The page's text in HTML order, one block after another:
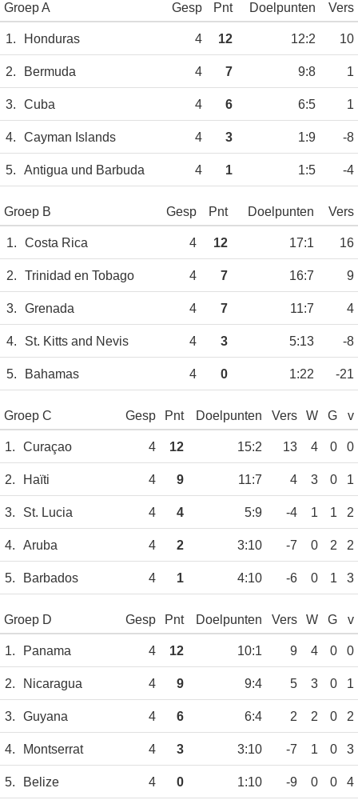
Groep A Gesp Pnt Doelpunten Vers
1. Honduras 4 12 12:2 10
2. Bermuda 4 7 9:8 1
3. Cuba 4 6 6:5 1
4. Cayman Islands 4 3 1:9 -8
5. Antigua und Barbuda 4 1 1:5 -4
Groep B Gesp Pnt Doelpunten Vers
1. Costa Rica 4 12 17:1 16
2. Trinidad en Tobago 4 7 16:7 9
3. Grenada 4 7 11:7 4
4. St. Kitts and Nevis 4 3 5:13 -8
5. Bahamas 4 0 1:22 -21
Groep C Gesp Pnt Doelpunten Vers W G v
1. Curaçao 4 12 15:2 13 4 0 0
2. Haïti 4 9 11:7 4 3 0 1
3. St. Lucia 4 4 5:9 -4 1 1 2
4. Aruba 4 2 3:10 -7 0 2 2
5. Barbados 4 1 4:10 -6 0 1 3
Groep D Gesp Pnt Doelpunten Vers W G v
1. Panama 4 12 10:1 9 4 0 0
2. Nicaragua 4 9 9:4 5 3 0 1
3. Guyana 4 6 6:4 2 2 0 2
4. Montserrat 4 3 3:10 -7 1 0 3
5. Belize 4 0 1:10 -9 0 0 4